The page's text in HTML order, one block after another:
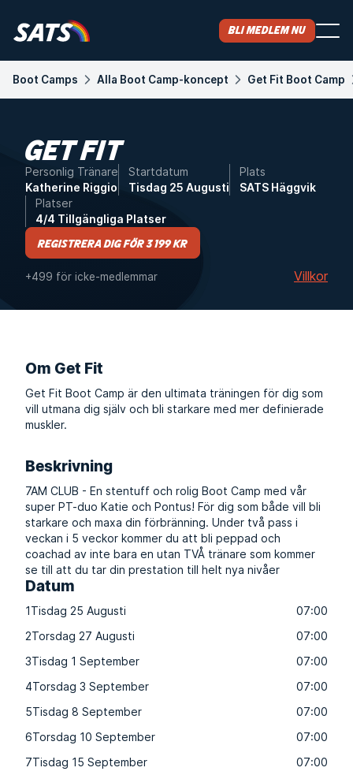
Bli medlem nu
Boot Camps Alla Boot Camp-koncept Get Fit Boot Camp
GET FIT
Personlig Tränare
Katherine Riggio
Startdatum
Tisdag 25 Augusti
Plats
SATS Häggvik
Platser
4/4 Tillgängliga Platser
Registrera dig för 3 199 kr
+499 för icke-medlemmar Villkor
Datum
1Tisdag 25 Augusti
07:00
2Torsdag 27 Augusti
07:00
3Tisdag 1 September
07:00
4Torsdag 3 September
07:00
5Tisdag 8 September
07:00
6Torsdag 10 September
07:00
7Tisdag 15 September
07:00
Om Get Fit
Get Fit Boot Camp är den ultimata träningen för dig som
vill utmana dig själv och bli starkare med mer definierade
muskler.
Beskrivning
7AM CLUB - En stentuff och rolig Boot Camp med vår
super PT-duo Katie och Pontus! För dig som både vill bli
starkare och maxa din förbränning. Under två pass i
veckan i 5 veckor kommer du att bli peppad och
coachad av inte bara en utan TVÅ tränare som kommer
se till att du tar din prestation till helt nya nivåer